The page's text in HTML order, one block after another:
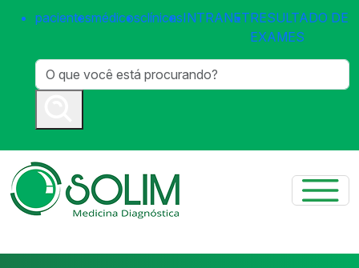
pacientesmédicosclínicasINTRANETRESULTADO DE
EXAMES